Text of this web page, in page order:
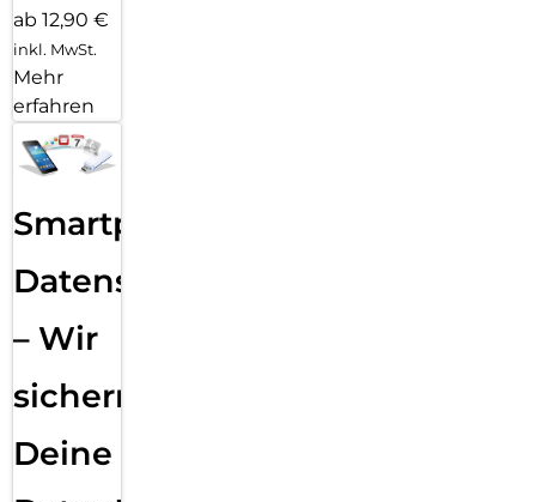
ab 12,90 €
inkl. MwSt.
Mehr
erfahren
Smartphone
Datensicherung
– Wir
sichern
Deine